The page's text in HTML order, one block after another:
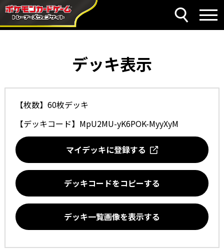
デッキ表示
【枚数】60枚デッキ
【デッキコード】 MpU2MU-yK6POK-MyyXyM
マイデッキに登録する
デッキコードをコピーする
デッキ一覧画像を表示する